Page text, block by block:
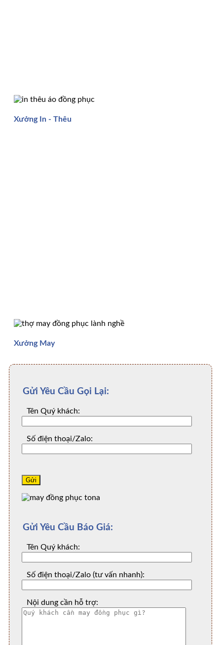
Xưởng In - Thêu
Xưởng May
Gửi Yêu Cầu Gọi Lại:
Tên Quý khách:
Số điện thoại/Zalo:
Gửi Yêu Cầu Báo Giá:
Tên Quý khách:
Số điện thoại/Zalo (tư vấn nhanh):
Nội dung cần hỗ trợ: